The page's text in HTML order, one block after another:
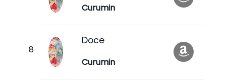
Curumin
Doce
Curumin